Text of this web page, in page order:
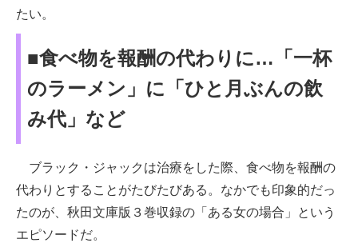
たい。
■食べ物を報酬の代わりに…「一杯
のラーメン」に「ひと月ぶんの飲
み代」など
ブラック・ジャックは治療をした際、食べ物を報酬の
代わりとすることがたびたびある。なかでも印象的だっ
たのが、秋田文庫版３巻収録の「ある女の場合」という
エピソードだ。